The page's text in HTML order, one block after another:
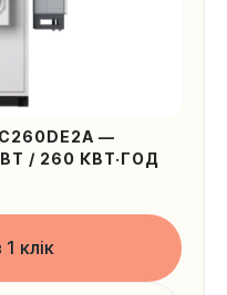
—
/ 260 КВТ·ГОД
клік